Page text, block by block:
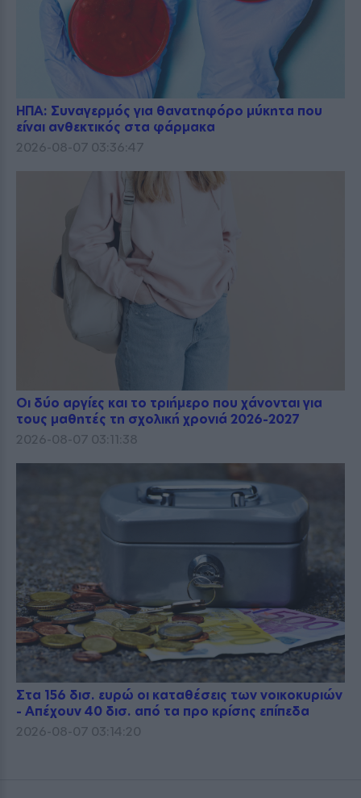
ΗΠΑ: Συναγερμός για θανατηφόρο μύκητα που
είναι ανθεκτικός στα φάρμακα
2026-08-07 03:36:47
Οι δύο αργίες και το τριήμερο που χάνονται για
τους μαθητές τη σχολική χρονιά 2026-2027
2026-08-07 03:11:38
Στα 156 δισ. ευρώ οι καταθέσεις των νοικοκυριών
- Απέχουν 40 δισ. από τα προ κρίσης επίπεδα
2026-08-07 03:14:20